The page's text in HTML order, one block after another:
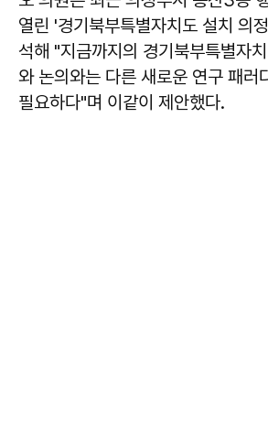
열린 '경기북부특별자치도 설치 의
석해 "지금까지의 경기북부특별자
와 논의와는 다른 새로운 연구 패러
필요하다"며 이같이 제안했다.